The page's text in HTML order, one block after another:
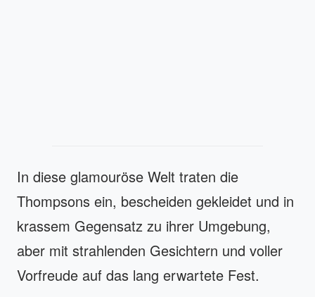
In diese glamouröse Welt traten die
Thompsons ein, bescheiden gekleidet und in
krassem Gegensatz zu ihrer Umgebung,
aber mit strahlenden Gesichtern und voller
Vorfreude auf das lang erwartete Fest.